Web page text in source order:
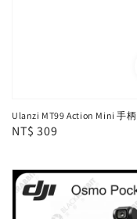
Ulanzi MT99 Action Mini 手柄
Regular
NT$ 309